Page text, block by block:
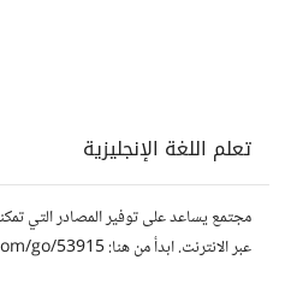
تعلم اللغة الإنجليزية
عبر الانترنت. ابدأ من هنا: https://io.hsoub.com/go/53915